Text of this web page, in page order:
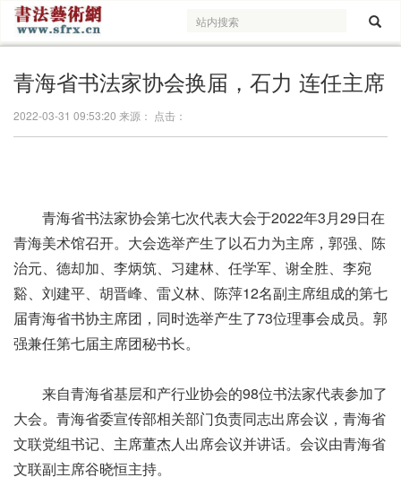
青海省书法家协会换届，石力 连任主席
2022-03-31 09:53:20 来源： 点击：
青海省书法家协会第七次代表大会于2022年3月29日在
青海美术馆召开。大会选举产生了以石力为主席，郭强、陈
治元、德却加、李炳筑、习建林、任学军、谢全胜、李宛
谿、刘建平、胡晋峰、雷义林、陈萍12名副主席组成的第七
届青海省书协主席团，同时选举产生了73位理事会成员。郭
强兼任第七届主席团秘书长。
来自青海省基层和产行业协会的98位书法家代表参加了
大会。青海省委宣传部相关部门负责同志出席会议，青海省
文联党组书记、主席董杰人出席会议并讲话。会议由青海省
文联副主席谷晓恒主持。